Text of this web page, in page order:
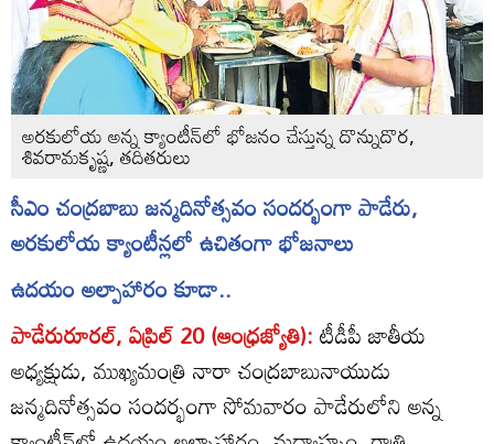
అరకులోయ అన్న క్యాంటీన్‌లో భోజనం చేస్తున్న దొన్నుదొర,
శివరామకృష్ణ, తదితరులు
సీఎం చంద్రబాబు జన్మదినోత్సవం సందర్భంగా పాడేరు,
అరకులోయ క్యాంటీన్లలో ఉచితంగా భోజనాలు
ఉదయం అల్పాహారం కూడా..
పాడేరురూరల్‌, ఏప్రిల్‌ 20 (ఆంధ్రజ్యోతి):టీడీపీ జాతీయ
అధ్యక్షుడు, ముఖ్యమంత్రి నారా చంద్రబాబునాయుడు
జన్మదినోత్సవం సందర్భంగా సోమవారం పాడేరులోని అన్న